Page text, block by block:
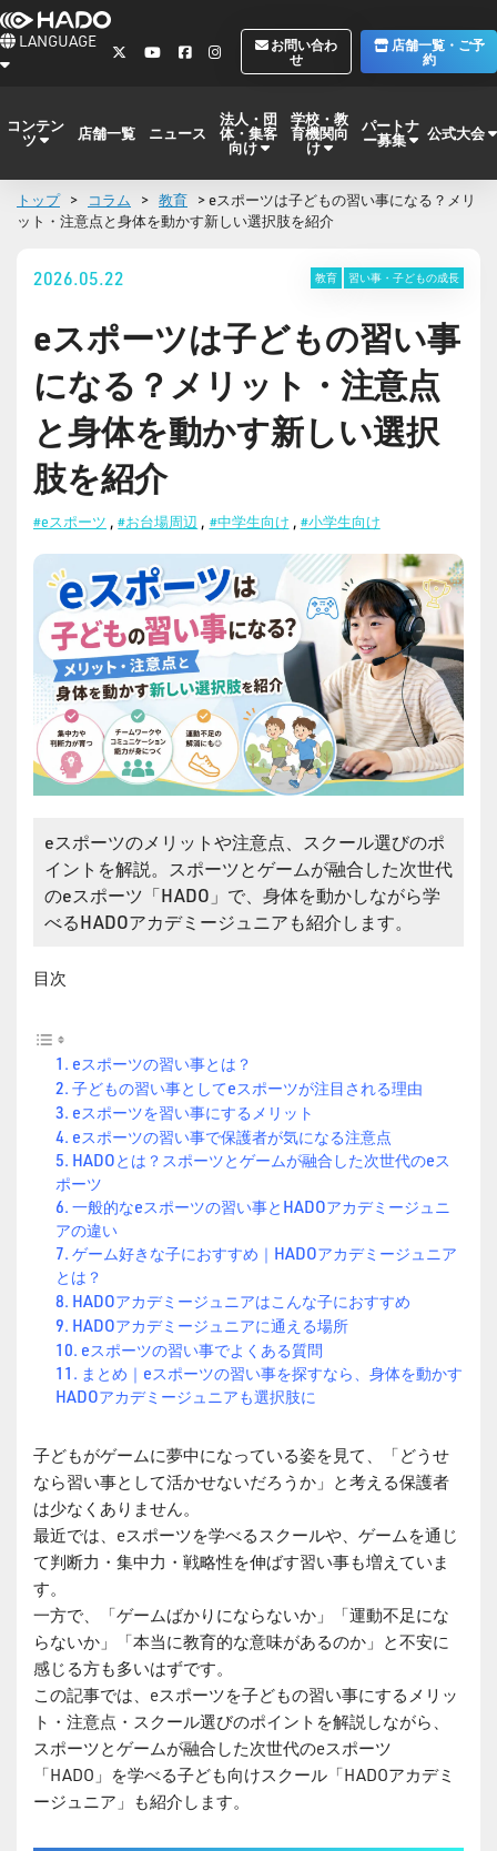
LANGUAGE
お問い合わ
せ
店舗一覧・ご予
約
コンテン
ツ 店舗一覧 ニュース
法人・団
体・集客
向け
学校・教
育機関向
け
パートナ
ー募集 公式大会
トップ > コラム > 教育 > eスポーツは子どもの習い事になる？メリ
ット・注意点と身体を動かす新しい選択肢を紹介
2026.05.22 教育 習い事・子どもの成長
eスポーツは子どもの習い事
になる？メリット・注意点
と身体を動かす新しい選択
肢を紹介
#eスポーツ , #お台場周辺 , #中学生向け , #小学生向け
eスポーツのメリットや注意点、スクール選びのポ
イントを解説。スポーツとゲームが融合した次世代
のeスポーツ「HADO」で、身体を動かしながら学
べるHADOアカデミージュニアも紹介します。
目次
eスポーツの習い事とは？
子どもの習い事としてeスポーツが注目される理由
eスポーツを習い事にするメリット
eスポーツの習い事で保護者が気になる注意点
HADOとは？スポーツとゲームが融合した次世代のeス
ポーツ
一般的なeスポーツの習い事とHADOアカデミージュニ
アの違い
ゲーム好きな子におすすめ｜HADOアカデミージュニア
とは？
HADOアカデミージュニアはこんな子におすすめ
HADOアカデミージュニアに通える場所
eスポーツの習い事でよくある質問
まとめ｜eスポーツの習い事を探すなら、身体を動かす
HADOアカデミージュニアも選択肢に
子どもがゲームに夢中になっている姿を見て、「どうせ
なら習い事として活かせないだろうか」と考える保護者
は少なくありません。
最近では、eスポーツを学べるスクールや、ゲームを通じ
て判断力・集中力・戦略性を伸ばす習い事も増えていま
す。
一方で、「ゲームばかりにならないか」「運動不足にな
らないか」「本当に教育的な意味があるのか」と不安に
感じる方も多いはずです。
この記事では、eスポーツを子どもの習い事にするメリッ
ト・注意点・スクール選びのポイントを解説しながら、
スポーツとゲームが融合した次世代のeスポーツ
「HADO」を学べる子ども向けスクール「HADOアカデミ
ージュニア」も紹介します。